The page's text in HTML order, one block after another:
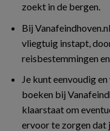
zoekt in de bergen.
Bij
vliegtuig instapt,
reisbestemmingen
Je kunt eenvoudig
boeken bij
klaarstaat om
ervoor te zorgen dat